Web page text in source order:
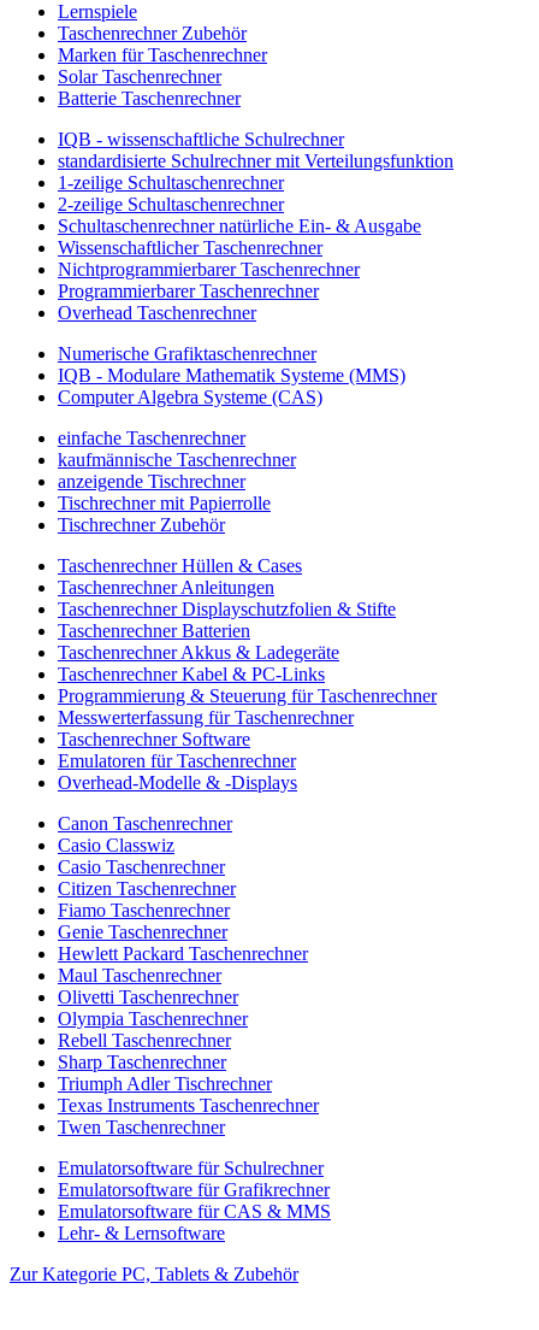
Lernspiele
Taschenrechner Zubehör
Marken für Taschenrechner
Solar Taschenrechner
Batterie Taschenrechner
IQB - wissenschaftliche Schulrechner
standardisierte Schulrechner mit Verteilungsfunktion
1-zeilige Schultaschenrechner
2-zeilige Schultaschenrechner
Schultaschenrechner natürliche Ein- & Ausgabe
Wissenschaftlicher Taschenrechner
Nichtprogrammierbarer Taschenrechner
Programmierbarer Taschenrechner
Overhead Taschenrechner
Numerische Grafiktaschenrechner
IQB - Modulare Mathematik Systeme (MMS)
Computer Algebra Systeme (CAS)
einfache Taschenrechner
kaufmännische Taschenrechner
anzeigende Tischrechner
Tischrechner mit Papierrolle
Tischrechner Zubehör
Taschenrechner Hüllen & Cases
Taschenrechner Anleitungen
Taschenrechner Displayschutzfolien & Stifte
Taschenrechner Batterien
Taschenrechner Akkus & Ladegeräte
Taschenrechner Kabel & PC-Links
Programmierung & Steuerung für Taschenrechner
Messwerterfassung für Taschenrechner
Taschenrechner Software
Emulatoren für Taschenrechner
Overhead-Modelle & -Displays
Canon Taschenrechner
Casio Classwiz
Casio Taschenrechner
Citizen Taschenrechner
Fiamo Taschenrechner
Genie Taschenrechner
Hewlett Packard Taschenrechner
Maul Taschenrechner
Olivetti Taschenrechner
Olympia Taschenrechner
Rebell Taschenrechner
Sharp Taschenrechner
Triumph Adler Tischrechner
Texas Instruments Taschenrechner
Twen Taschenrechner
Emulatorsoftware für Schulrechner
Emulatorsoftware für Grafikrechner
Emulatorsoftware für CAS & MMS
Lehr- & Lernsoftware
Zur Kategorie PC, Tablets & Zubehör